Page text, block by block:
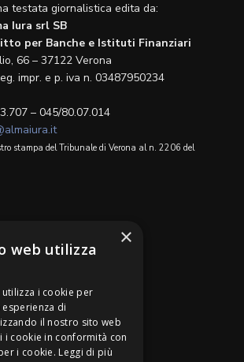
testata giornalistica edita da:
Iura srl SB
per Banche e Istituti Finanziari
66 – 37122 Verona
impr. e p. iva n. 03487950234
– 045/80.07.014
stampa del Tribunale di Verona al n. 2206 del
da
×
web utilizza
i cookie per
di
il nostro sito web
i cookie in conformità con
i cookie. Leggi di più